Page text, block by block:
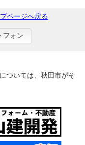
プページへ戻る
フォン
ついては、秋田市がそ